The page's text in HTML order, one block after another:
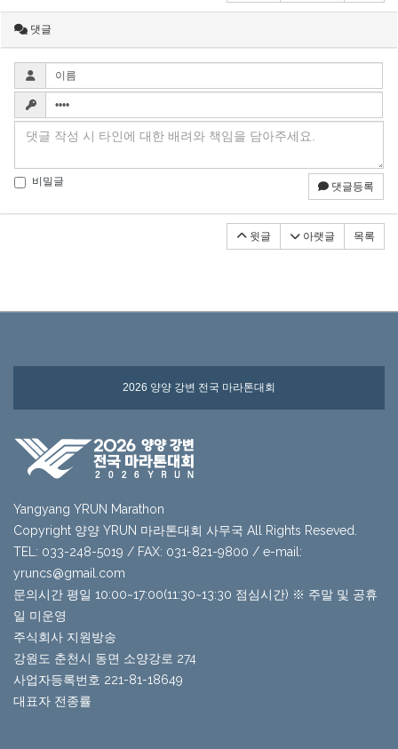
댓글
비밀글 댓글등록
윗글 아랫글 목록
2026 양양 강변 전국 마라톤대회
Yangyang YRUN Marathon
Copyright 양양 YRUN 마라톤대회 사무국 All Rights Reseved.
TEL: 033-248-5019 / FAX: 031-821-9800 / e-mail:
yruncs@gmail.com
문의시간 평일 10:00~17:00(11:30~13:30 점심시간) ※ 주말 및 공휴
일 미운영
주식회사 지원방송
강원도 춘천시 동면 소양강로 274
사업자등록번호 221-81-18649
대표자 전종률